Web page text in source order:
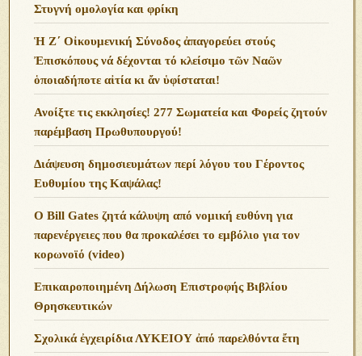
Στυγνή ομολογία και φρίκη
Ἡ Ζ΄ Οἰκουμενική Σύνοδος ἀπαγορεύει στούς
Ἐπισκόπους νά δέχονται τό κλείσιμο τῶν Ναῶν
ὁποιαδήποτε αἰτία κι ἄν ὑφίσταται!
Ανoίξτε τις εκκλησίες! 277 Σωματεία και Φορείς ζητούν
παρέμβαση Πρωθυπουργού!
Διάψευση δημοσιευμάτων περί λόγου του Γέροντος
Ευθυμίου της Καψάλας!
O Bill Gates ζητά κάλυψη από νομική ευθύνη για
παρενέργειες που θα προκαλέσει το εμβόλιο για τον
κορωνοϊό (video)
Επικαιροποιημένη Δήλωση Επιστροφής Βιβλίου
Θρησκευτικών
Σχολικά ἐγχειρίδια ΛΥΚΕΙΟΥ ἀπό παρελθόντα ἔτη